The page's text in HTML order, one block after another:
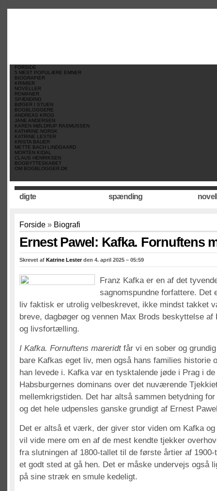
FORSIDE
5 MEST POPULÆRE EMNER
BIOGRAFIER
KRIMIER
NOVELLER
ROMANER
SPÆNDING
BØGER I STUEN
BOGBLOGGERE
ANDREAS KROG
JANE ANDERSEN
KAREN MØLDRUP RASMUSSEN
KATHRINE NORSK
KATRINE LESTER
KRISTA BAUER
METTE BACH LINDGAARD
MORTEN KIDAL
CLAUS HENRIKSEN
BOGBYTTESKABET
OM BOGBLOGGER.DK
digte spænding
Forside » Biografi
Ernest Pawel: Kafka. Fornuftens
Skrevet af Katrine Lesterden 4. april 2025 – 05:59
Franz Kafka er en af det
sagnomspundne forfattere. Det
liv faktisk er utrolig velbeskrevet, ikke mindst takket
breve, dagbøger og vennen Max Brods beskyttelse
og livsfortælling.
I Kafka. Fornuftens mareridtfår vi en sober og
bare Kafkas eget liv, men også hans families historie
han levede i. Kafka var en tysktalende jøde i Prag i
Habsburgernes dominans over det nuværende
mellemkrigstiden. Det har altså sammen betydning
og det hele udpensles ganske grundigt af Ernest
Det er altså et værk, der giver stor viden om Kafka
vil vide mere om en af de mest kendte tjekker
fra slutningen af 1800-tallet til de første årtier af
et godt sted at gå hen. Det er måske undervejs også
på sine stræk en smule kedeligt.